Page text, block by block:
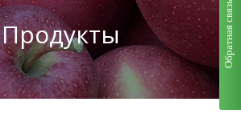
Продукты Обратная связь